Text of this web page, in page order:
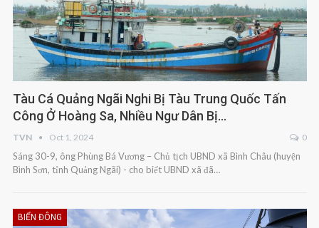
Tàu Cá Quảng Ngãi Nghi Bị Tàu Trung Quốc Tấn
Công Ở Hoàng Sa, Nhiều Ngư Dân Bị…
TVN Oct 1, 2024 0
Sáng 30-9, ông Phùng Bá Vương – Chủ tịch UBND xã Bình Châu (huyện
Bình Sơn, tỉnh Quảng Ngãi) - cho biết UBND xã đã…
BIỂN ĐÔNG